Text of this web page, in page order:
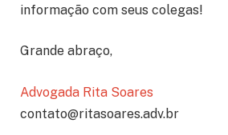
informação com seus colegas!
Grande abraço,
Advogada Rita Soares
contato@ritasoares.adv.br